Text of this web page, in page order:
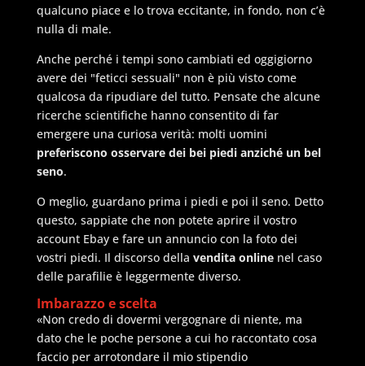
qualcuno piace e lo trova eccitante, in fondo, non c’è
nulla di male.
Anche perché i tempi sono cambiati ed oggigiorno
avere dei "feticci sessuali" non è più visto come
qualcosa da ripudiare del tutto. Pensate che alcune
ricerche scientifiche hanno consentito di far
emergere una curiosa verità: molti uomini
preferiscono osservare dei bei piedi anziché un bel
seno.
O meglio, guardano prima i piedi e poi il seno. Detto
questo, sappiate che non potete aprire il vostro
account Ebay e fare un annuncio con la foto dei
vostri piedi. Il discorso della vendita onlinenel caso
delle parafilie è leggermente diverso.
Imbarazzo e scelta
«Non credo di dovermi vergognare di niente, ma
dato che le poche persone a cui ho raccontato cosa
faccio per arrotondare il mio stipendio